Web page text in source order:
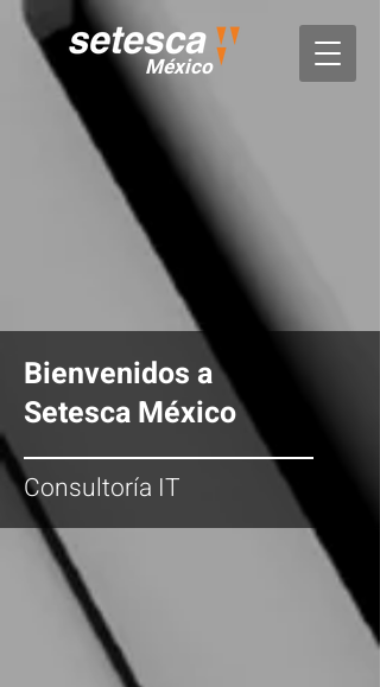
México
Bienvenidos a
SetescaMéxico
Consultoría IT